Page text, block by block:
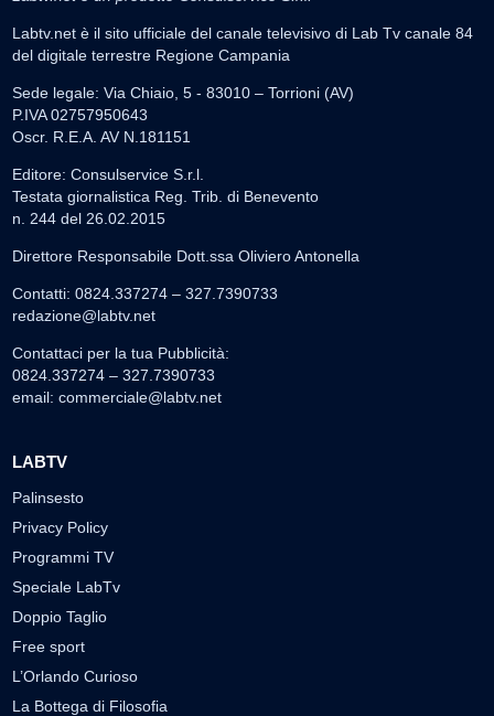
Labtv.net è il sito ufficiale del canale televisivo di Lab Tv canale 84
del digitale terrestre Regione Campania
Sede legale: Via Chiaio, 5 - 83010 – Torrioni (AV)
P.IVA 02757950643
Oscr. R.E.A. AV N.181151
Editore: Consulservice S.r.l.
Testata giornalistica Reg. Trib. di Benevento
n. 244 del 26.02.2015
Direttore Responsabile Dott.ssa Oliviero Antonella
Contatti: 0824.337274 – 327.7390733
redazione@labtv.net
Contattaci per la tua Pubblicità:
0824.337274 – 327.7390733
email: commerciale@labtv.net
LABTV
Palinsesto
Privacy Policy
Programmi TV
Speciale LabTv
Doppio Taglio
Free sport
L’Orlando Curioso
La Bottega di Filosofia